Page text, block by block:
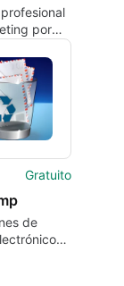
por
y
web
Gratuito
de